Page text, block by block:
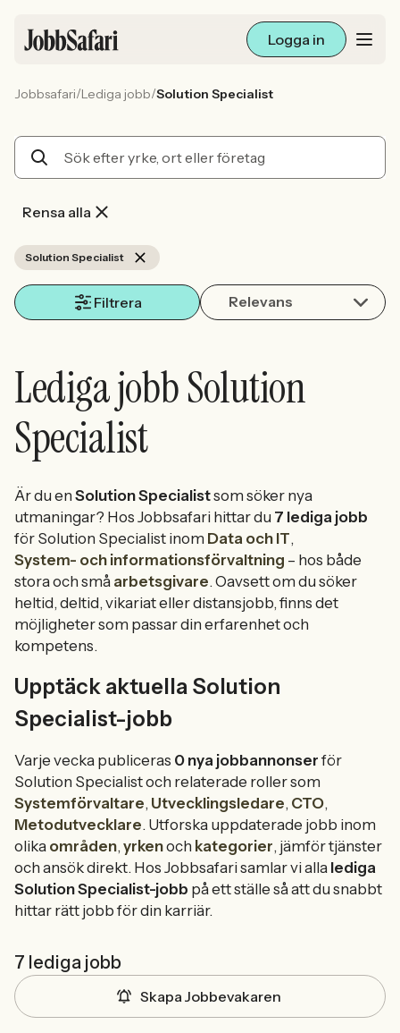
Logga in
Arbetsliv och karriär
Sök med AI
Jobbsafari/Lediga jobb/Solution Specialist
Rensa alla
Solution Specialist
Filtrera Relevans
Lediga jobb Solution
Specialist
Är du en Solution Specialistsom söker nya
utmaningar? Hos Jobbsafari hittar du 7 lediga jobb
för Solution Specialist inom Data och IT,
System- och informationsförvaltning – hos både
stora och små arbetsgivare. Oavsett om du söker
heltid, deltid, vikariat eller distansjobb, finns det
möjligheter som passar din erfarenhet och
kompetens.
Upptäck aktuella Solution
Specialist-jobb
Varje vecka publiceras 0 nya jobbannonser för
Solution Specialist och relaterade roller som
Systemförvaltare, Utvecklingsledare, CTO,
Metodutvecklare. Utforska uppdaterade jobb inom
olika områden,yrkenoch kategorier, jämför tjänster
och ansök direkt. Hos Jobbsafari samlar vi alla lediga
Solution Specialist-jobb på ett ställe så att du snabbt
hittar rätt jobb för din karriär.
7 lediga jobb
Skapa Jobbevakaren